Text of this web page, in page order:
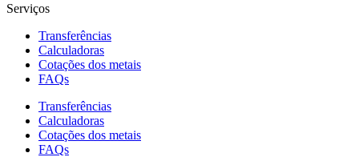
Serviços
Transferências
Calculadoras
Cotações dos metais
FAQs
Transferências
Calculadoras
Cotações dos metais
FAQs